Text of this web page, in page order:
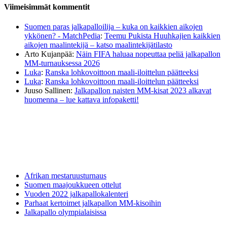
Viimeisimmät kommentit
Suomen paras jalkapalloilija – kuka on kaikkien aikojen
ykkönen? - MatchPedia: Teemu Pukista Huuhkajien kaikkien
aikojen maalintekijä – katso maalintekijätilasto
Arto Kujanpää: Näin FIFA haluaa nopeuttaa peliä jalkapallon
MM-turnauksessa 2026
Luka: Ranska lohkovoittoon maali-iloittelun päätteeksi
Luka: Ranska lohkovoittoon maali-iloittelun päätteeksi
Juuso Sallinen: Jalkapallon naisten MM-kisat 2023 alkavat
huomenna – lue kattava infopaketti!
Afrikan mestaruusturnaus
Suomen maajoukkueen ottelut
Vuoden 2022 jalkapallokalenteri
Parhaat kertoimet jalkapallon MM-kisoihin
Jalkapallo olympialaisissa